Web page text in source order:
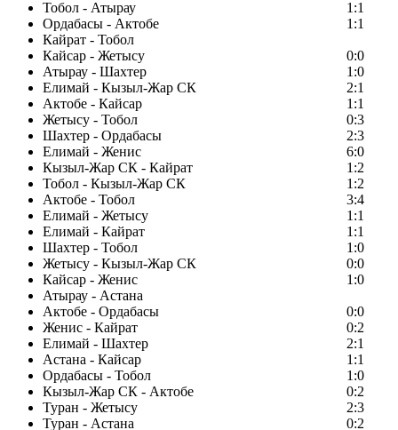
Тобол - Атырау
1:1
Ордабасы - Актобе
1:1
Кайрат - Тобол
Кайсар - Жетысу
0:0
Атырау - Шахтер
1:0
Елимай - Кызыл-Жар СК
2:1
Актобе - Кайсар
1:1
Жетысу - Тобол
0:3
Шахтер - Ордабасы
2:3
Елимай - Женис
6:0
Кызыл-Жар СК - Кайрат
1:2
Тобол - Кызыл-Жар СК
1:2
Актобе - Тобол
3:4
Елимай - Жетысу
1:1
Елимай - Кайрат
1:1
Шахтер - Тобол
1:0
Жетысу - Кызыл-Жар СК
0:0
Кайсар - Женис
1:0
Атырау - Астана
Актобе - Ордабасы
0:0
Женис - Кайрат
0:2
Елимай - Шахтер
2:1
Астана - Кайсар
1:1
Ордабасы - Тобол
1:0
Кызыл-Жар СК - Актобе
0:2
Туран - Жетысу
2:3
Туран - Астана
0:2